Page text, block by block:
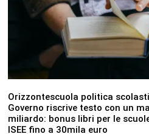
Orizzontescuola politica
Governo riscrive testo con un
miliardo: bonus libri per le
ISEE fino a 30mila euro